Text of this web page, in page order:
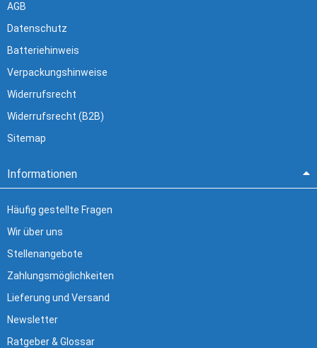
AGB
Datenschutz
Batteriehinweis
Verpackungshinweise
Widerrufsrecht
Widerrufsrecht (B2B)
Sitemap
Informationen
Häufig gestellte Fragen
Wir über uns
Stellenangebote
Zahlungsmöglichkeiten
Lieferung und Versand
Newsletter
Ratgeber & Glossar